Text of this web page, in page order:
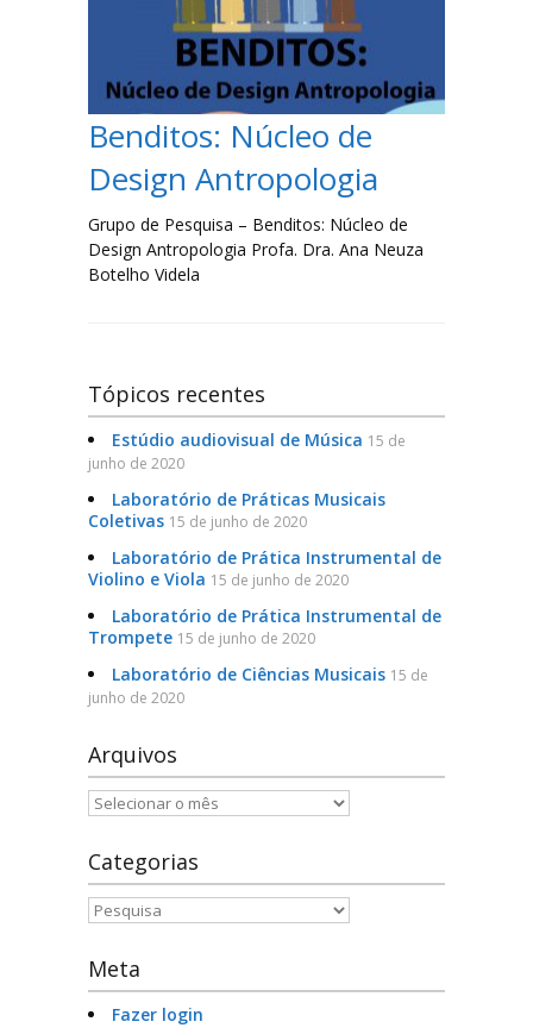
Letras-Libras
Especialização em Tradução e Interpretação de Libras
Lista de Laboratórios
Serviços e Formulários
Processo Seletivo
Benditos: Núcleo de
Design Antropologia
Grupo de Pesquisa – Benditos: Núcleo de
Design Antropologia Profa. Dra. Ana Neuza
Botelho Videla
Tópicos recentes
Estúdio audiovisual de Música 15 de
junho de 2020
Laboratório de Práticas Musicais
Coletivas 15 de junho de 2020
Laboratório de Prática Instrumental de
Violino e Viola 15 de junho de 2020
Laboratório de Prática Instrumental de
Trompete 15 de junho de 2020
Laboratório de Ciências Musicais 15 de
junho de 2020
Arquivos
Arquivos
Categorias
Categorias
Meta
Fazer login